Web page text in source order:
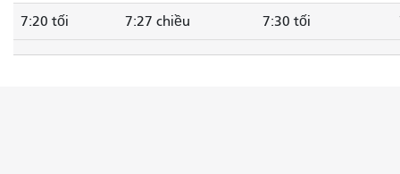
7:20 tối 7:27 chiều 7:30 tối